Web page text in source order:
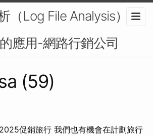
（Log File Analysis）在
應用-網路行銷公司
(59)
促銷旅行 我們也有機會在計劃旅行